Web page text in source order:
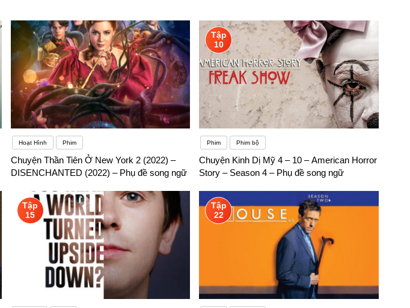
Hoạt Hình Phim
Chuyện Thần Tiên Ở New York 2 (2022) –
DISENCHANTED (2022) – Phụ đề song ngữ
Tập
10
Phim Phim bộ
Chuyện Kinh Dị Mỹ 4 – 10 – American Horror
Story – Season 4 – Phụ đề song ngữ
Tập
15
Tập
22